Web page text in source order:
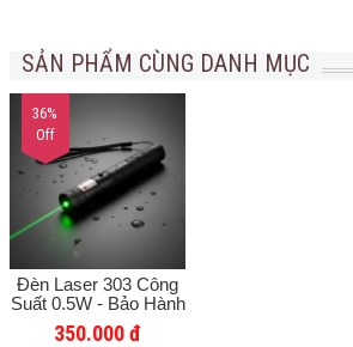
SẢN PHẨM CÙNG DANH MỤC
36%
Off
Đèn Laser 303 Công
Suất 0.5W - Bảo Hành
Chính Hãng 12 Tháng
350.000 đ